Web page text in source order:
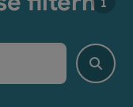
Suchen